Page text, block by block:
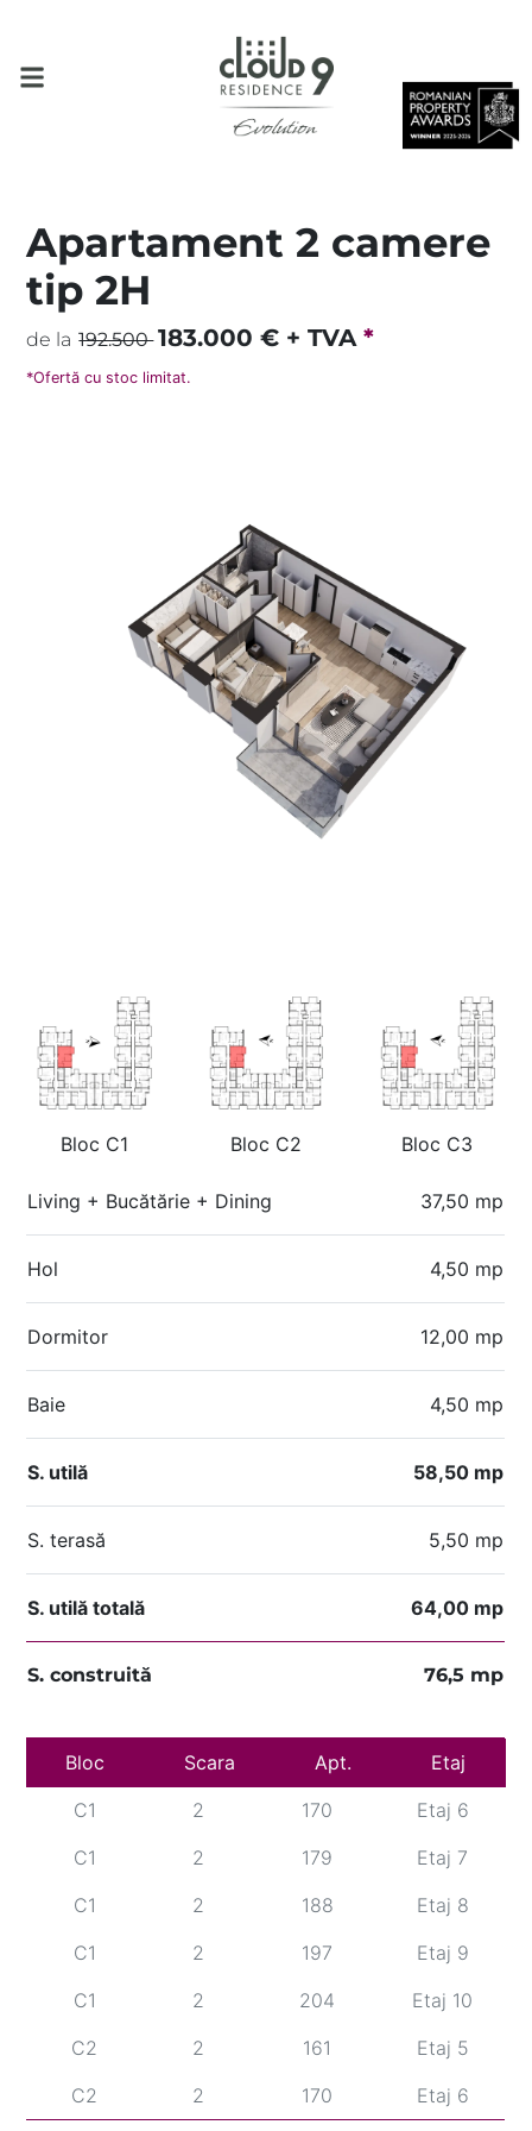
Apartament 2 camere
tip 2H
de la 192.500 183.000€ + TVA*
*Ofertă cu stoc limitat.
Living + Bucătărie + Dining 37,50 mp
Hol 4,50 mp
Dormitor 12,00 mp
Baie 4,50 mp
S. utilă 58,50 mp
S. terasă 5,50 mp
S. utilă totală 64,00 mp
S. construită 76,5 mp
Bloc Scara Apt. Etaj
C1 2 161
Etaj 5
C1
2 170
Etaj 6
C1
2 179
Etaj 7
C1
2 188
Etaj 8
C1
2 197
Etaj 9
C1
2 204
Etaj 10
C2
2 161
Etaj 5
C2
2 170
Etaj 6
Bloc C1 Bloc C2 Bloc C3